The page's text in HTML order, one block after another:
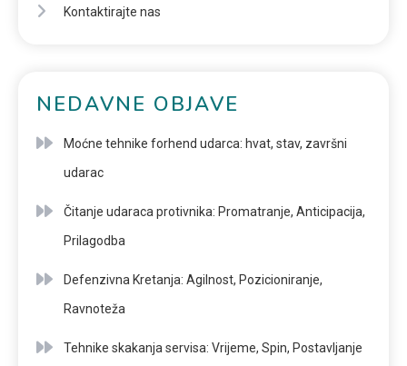
Kontaktirajte nas
NEDAVNE OBJAVE
Moćne tehnike forhend udarca: hvat, stav, završni
udarac
Čitanje udaraca protivnika: Promatranje, Anticipacija,
Prilagodba
Defenzivna Kretanja: Agilnost, Pozicioniranje,
Ravnoteža
Tehnike skakanja servisa: Vrijeme, Spin, Postavljanje